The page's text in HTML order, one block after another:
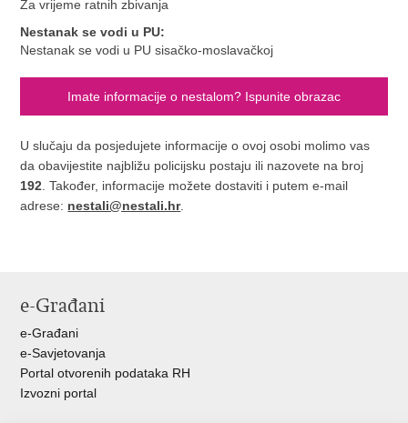
Za vrijeme ratnih zbivanja
Nestanak se vodi u PU:
Nestanak se vodi u PU sisačko-moslavačkoj
Imate informacije o nestalom? Ispunite obrazac
U slučaju da posjedujete informacije o ovoj osobi molimo vas
da obavijestite najbližu policijsku postaju ili nazovete na broj
192. Također, informacije možete dostaviti i putem e-mail
adrese: nestali@nestali.hr.
e-Građani
e-Građani
e-Savjetovanja
Portal otvorenih podataka RH
Izvozni portal